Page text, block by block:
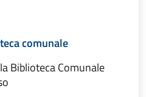
comunale
Biblioteca Comunale